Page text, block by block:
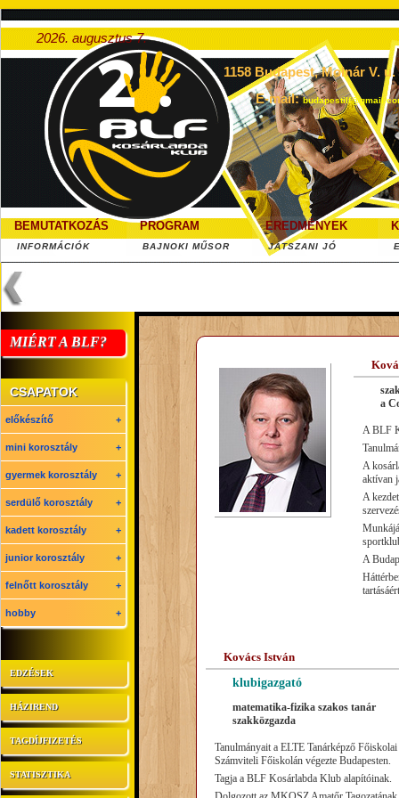
2026. augusztus 7.
1158 Budapest, Molnár V. u.
E-mail:
BEMUTATKOZÁS
INFORMÁCIÓK
PROGRAM
BAJNOKI MŰSOR
EREDMÉNYEK
JÁTSZANI JÓ
MIÉRT A BLF?
CSAPATOK
előkészítő +
mini korosztály +
gyermek korosztály +
serdülő korosztály +
kadett korosztály +
junior korosztály +
felnőtt korosztály +
hobby +
EDZÉSEK
HÁZIREND
TAGDÍJFIZETÉS
STATISZTIKA
a
A BLF
A
aktívan
A
A
Kovács István
klubigazgató
matematika-fizika szakos tanár
szakközgazda
Tanulmányait a ELTE Tanárképző
Számviteli Főiskolán végezte Budapesten.
Tagja a BLF Kosárlabda Klub alapítóinak.